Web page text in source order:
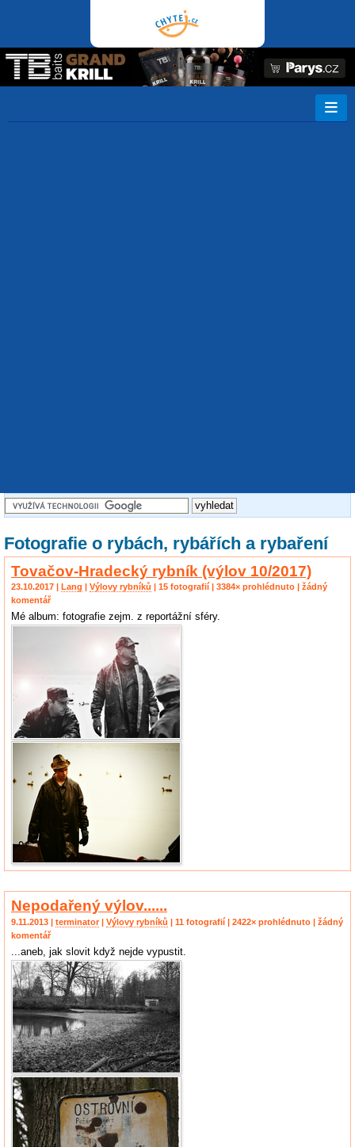
Fotografie o rybách, rybářích a rybaření
Tovačov-Hradecký rybník (výlov 10/2017)
23.10.2017 | Lang | Výlovy rybníků | 15 fotografií | 3384× prohlédnuto | žádný
komentář
Mé album: fotografie zejm. z reportážní sféry.
Nepodařený výlov......
9.11.2013 | terminator| Výlovy rybníků | 11 fotografií | 2422× prohlédnuto | žádný
komentář
...aneb, jak slovit když nejde vypustit.